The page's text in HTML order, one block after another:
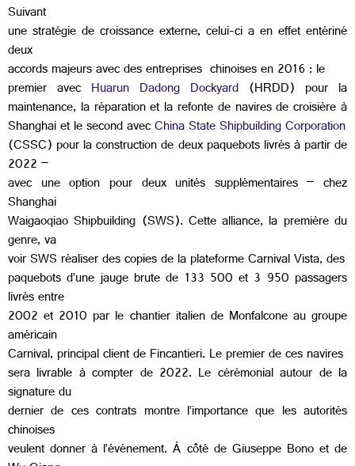
Suivant
une stratégie de croissance externe, celui-ci a en effet entériné
deux
accords majeurs avec des entreprises chinoises en 2016 : le
premier avec Huarun Dadong Dockyard (HRDD) pour la
maintenance, la réparation et la refonte de navires de croisière à
Shanghai et le second avecChina State Shipbuilding Corporation
(CSSC) pour la construction de deux paquebots livrés à partir de
2022 –
avec une option pour deux unités supplémentaires – chez
Shanghai
Waigaoqiao Shipbuilding (SWS). Cette alliance, la première du
genre, va
voir SWS réaliser des copies de la plateforme Carnival Vista, des
paquebots d’une jauge brute de 133 500 et 3 950 passagers
livrés entre
2002 et 2010 par le chantier italien de Monfalcone au groupe
américain
Carnival, principal client de Fincantieri. Le premier de ces navires
sera livrable à compter de 2022. Le cérémonial autour de la
signature du
dernier de ces contrats montre l’importance que les autorités
chinoises
veulent donner à l’événement. À côté de Giuseppe Bono et de